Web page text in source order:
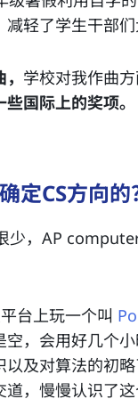
轻了学生干部们
学校对我作曲方
国际上的奖项。
定CS方向的
少，AP
台上玩一个叫
，会用好几个
及对算法的初
，慢慢认识了